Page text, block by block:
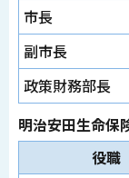
市長
副市長
政策財務部長
明治安田生命保
役職